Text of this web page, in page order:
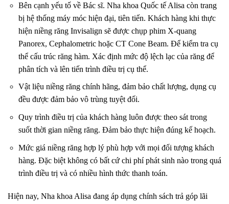
Bên cạnh yếu tố về Bác sĩ. Nha khoa Quốc tế Alisa còn trang
bị hệ thống máy móc hiện đại, tiên tiến. Khách hàng khi thực
hiện niềng răng Invisalign sẽ được chụp phim X-quang
Panorex, Cephalometric hoặc CT Cone Beam. Để kiểm tra cụ
thể cấu trúc răng hàm. Xác định mức độ lệch lạc của răng để
phân tích và lên tiến trình điều trị cụ thể.
Vật liệu niềng răng chính hãng, đảm bảo chất lượng, dụng cụ
đều được đảm bảo vô trùng tuyệt đối.
Quy trình điều trị của khách hàng luôn được theo sát trong
suốt thời gian niềng răng. Đảm bảo thực hiện đúng kế hoạch.
Mức giá niềng răng hợp lý phù hợp với mọi đối tượng khách
hàng. Đặc biệt không có bất cứ chi phí phát sinh nào trong quá
trình điều trị và có nhiều hình thức thanh toán.
Hiện nay, Nha khoa Alisa đang áp dụng chính sách trả góp lãi